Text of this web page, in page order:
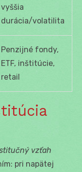
vyššia
durácia/volatilita
Penzijné fondy,
ETF, inštitúcie,
retail
vzťah
pri napätej